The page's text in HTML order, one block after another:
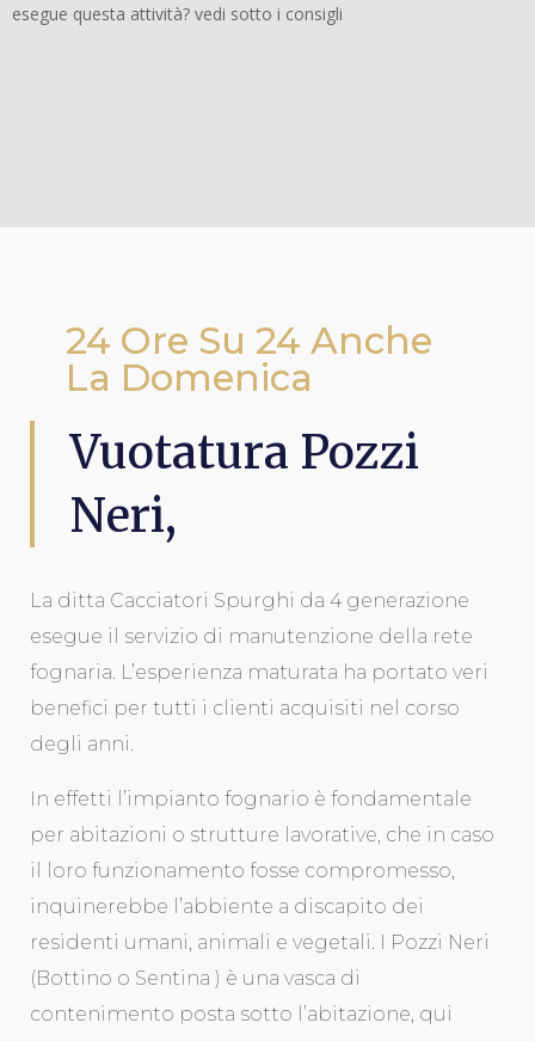
esegue questa attività? vedi sotto i consigli
24 Ore Su 24 Anche
La Domenica
Vuotatura Pozzi
Neri,
La ditta Cacciatori Spurghi da 4 generazione
esegue il servizio di manutenzione della rete
fognaria. L’esperienza maturata ha portato veri
benefici per tutti i clienti acquisiti nel corso
degli anni.
In effetti l’impianto fognario è fondamentale
per abitazioni o strutture lavorative, che in caso
il loro funzionamento fosse compromesso,
inquinerebbe l’abbiente a discapito dei
residenti umani, animali e vegetali. I Pozzi Neri
(Bottino o Sentina ) è una vasca di
contenimento posta sotto l’abitazione, qui